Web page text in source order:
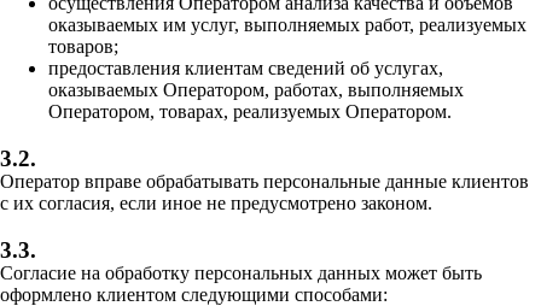
оказываемых им услуг, выполняемых работ, реализуемых
товаров;
предоставления клиентам сведений об услугах,
оказываемых Оператором, работах, выполняемых
Оператором, товарах, реализуемых Оператором.
3.2.
Оператор вправе обрабатывать персональные данные клиентов
с их согласия, если иное не предусмотрено законом.
3.3.
Согласие на обработку персональных данных может быть
оформлено клиентом следующими способами: